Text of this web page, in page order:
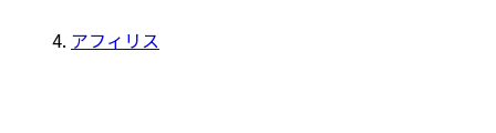
アフィリス